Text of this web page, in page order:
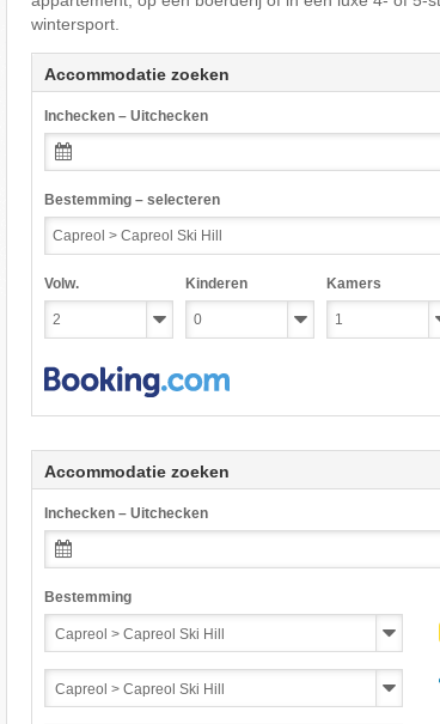
wintersport.
Accommodatie zoeken
Inchecken – Uitchecken
Bestemming – selecteren
Volw. Kinderen Kamers
Accommodatie zoeken
Inchecken – Uitchecken
Bestemming